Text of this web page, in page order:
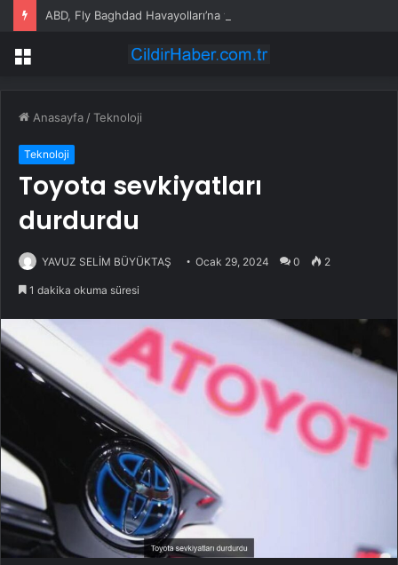
Menü
Anasayfa /Teknoloji
Teknoloji
Toyota sevkiyatları
durdurdu
YAVUZ SELİM BÜYÜKTAŞ Ocak 29, 2024 0 2
1 dakika okuma süresi